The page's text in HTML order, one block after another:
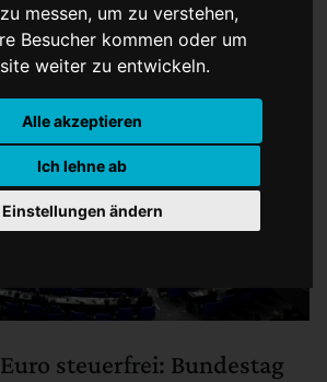
messen, um zu verstehen,
Besucher kommen oder um
weiter zu entwickeln.
Alle akzeptieren
Ich lehne ab
Einstellungen ändern
steuerfrei: Bundestag